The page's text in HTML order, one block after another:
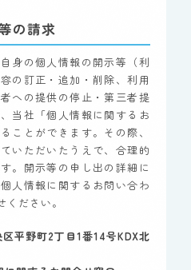
の請求
身の個人情報の開示等（利
の訂正・追加・削除、利用
への提供の停止・第三者提
当社「個人情報に関するお
ことができます。その際、
いただいたうえで、合理的
。開示等の申し出の詳細に
人情報に関するお問い合わ
ださい。
平野町2丁目1番14号KDX北